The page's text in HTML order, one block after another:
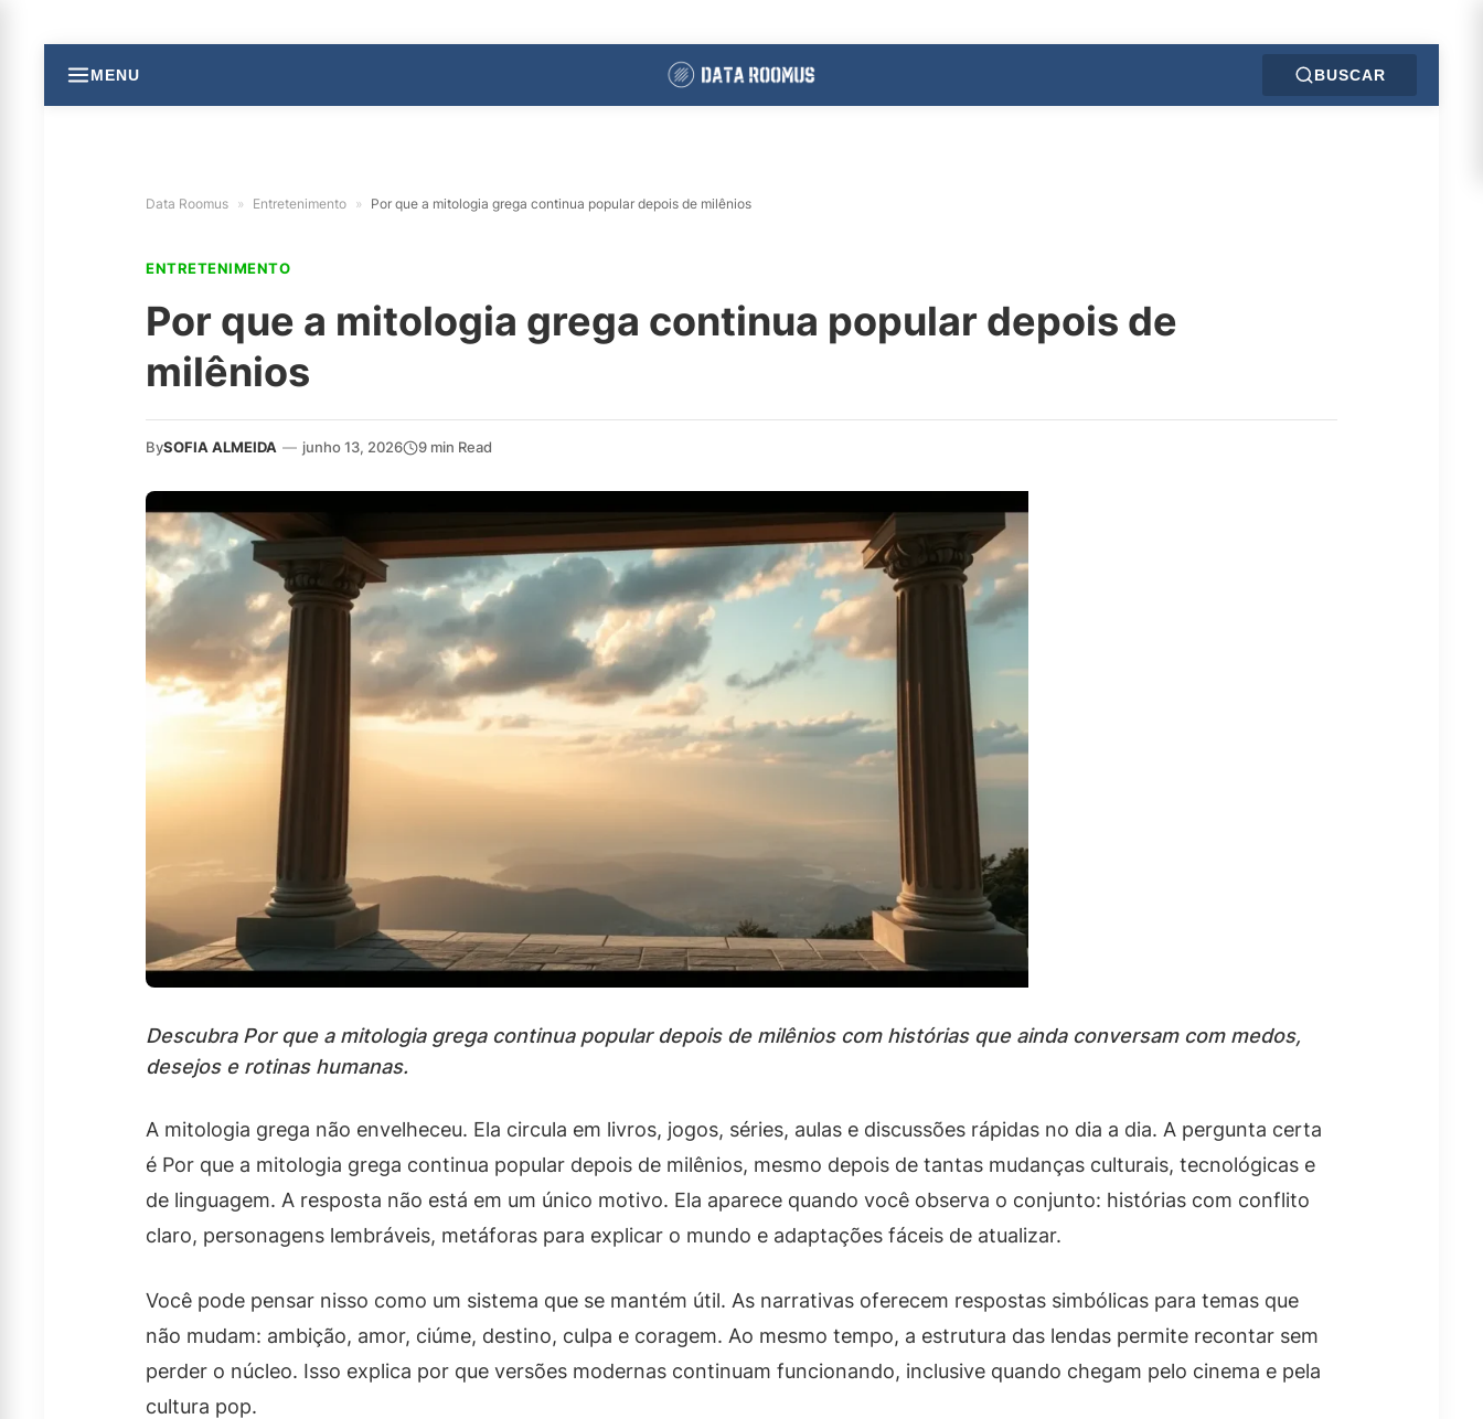
MENU BUSCAR
Data Roomus » Entretenimento » Por que a mitologia grega continua popular depois de milênios
ENTRETENIMENTO
Por que a mitologia grega continua popular depois de
milênios
BySOFIA ALMEIDA — junho 13, 2026 9 min Read
Descubra Por que a mitologia grega continua popular depois de milênios com histórias que ainda conversam com medos,
desejos e rotinas humanas.
A mitologia grega não envelheceu. Ela circula em livros, jogos, séries, aulas e discussões rápidas no dia a dia. A pergunta certa
é Por que a mitologia grega continua popular depois de milênios, mesmo depois de tantas mudanças culturais, tecnológicas e
de linguagem. A resposta não está em um único motivo. Ela aparece quando você observa o conjunto: histórias com conflito
claro, personagens lembráveis, metáforas para explicar o mundo e adaptações fáceis de atualizar.
Você pode pensar nisso como um sistema que se mantém útil. As narrativas oferecem respostas simbólicas para temas que
não mudam: ambição, amor, ciúme, destino, culpa e coragem. Ao mesmo tempo, a estrutura das lendas permite recontar sem
perder o núcleo. Isso explica por que versões modernas continuam funcionando, inclusive quando chegam pelo cinema e pela
cultura pop.